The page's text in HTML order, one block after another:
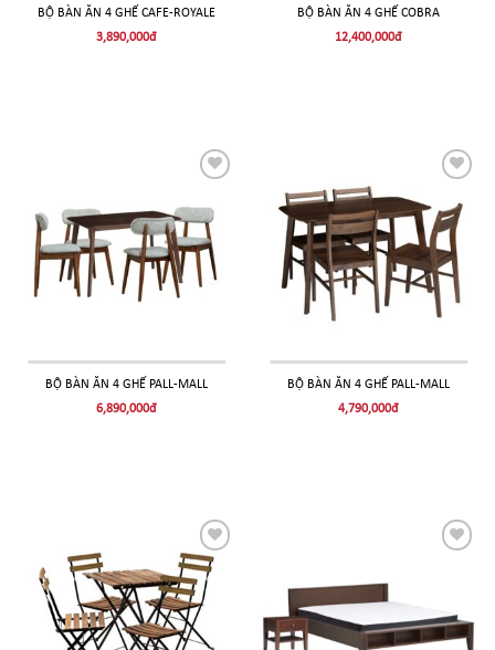
BỘ BÀN ĂN 4 GHẾ CAFE-ROYALE
3,890,000đ
BỘ BÀN ĂN 4 GHẾ COBRA
12,400,000đ
THÊM
VÀO
YÊU
THÍCH!
BỘ BÀN ĂN 4 GHẾ PALL-MALL
6,890,000đ
THÊM
VÀO
YÊU
THÍCH!
BỘ BÀN ĂN 4 GHẾ PALL-MALL
4,790,000đ
THÊM
VÀO
YÊU
THÍCH!
YÊU
THÍCH!